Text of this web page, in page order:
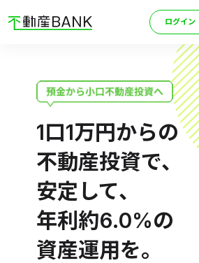
ログイン
トップページ
ファンド一覧
不動産BANKの特徴
ご利用の流れ
1口1万円からの
不動産投資で、
安定して、
年利約6.0%の
資産運用を。